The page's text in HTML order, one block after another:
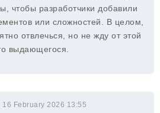
чтобы разработчики добавили
или сложностей. В целом,
отвлечься, но не жду от этой
выдающегося.
16 February 2026 13:55